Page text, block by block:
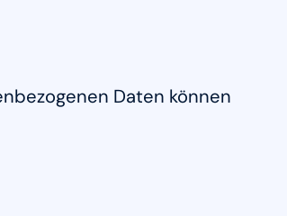
Daten können